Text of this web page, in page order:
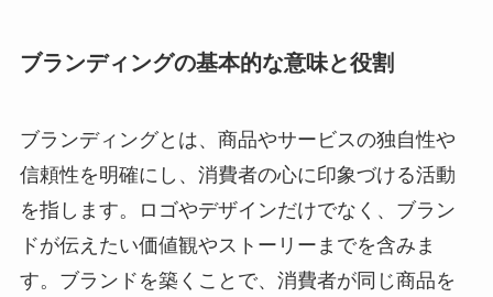
ブランディングの基本的な意味と役割
ブランディングとは、商品やサービスの独自性や
信頼性を明確にし、消費者の心に印象づける活動
を指します。ロゴやデザインだけでなく、ブラン
ドが伝えたい価値観やストーリーまでを含みま
す。ブランドを築くことで、消費者が同じ商品を